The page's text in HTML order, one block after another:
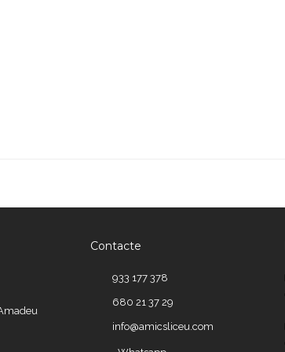
Contacte
933 177 378
680 21 37 29
info@amicsliceu.com